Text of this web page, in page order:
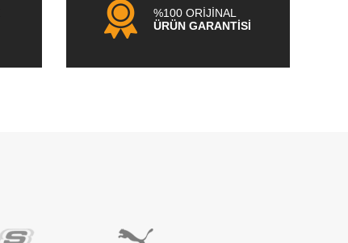
%100 ORİJİNAL
ÜRÜN GARANTİSİ